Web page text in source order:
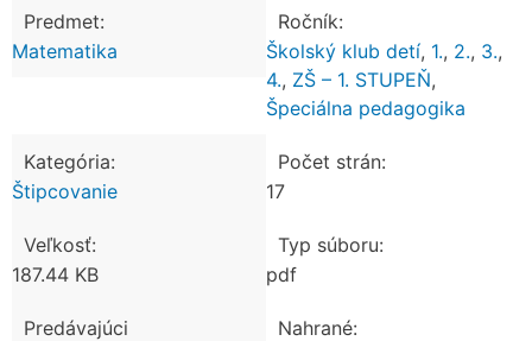
Predmet:
Matematika
Ročník:
Školský klub detí, 1., 2., 3.,
4., ZŠ – 1. STUPEŇ,
Špeciálna pedagogika
Kategória:
Štipcovanie
Počet strán:
17
Veľkosť:
187.44 KB
Typ súboru:
pdf
Predávajúci
Nahrané: